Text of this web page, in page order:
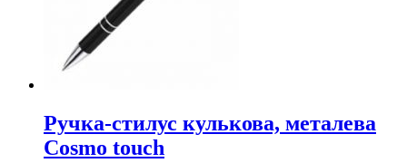
Ручка-стилус кулькова, металева
Cosmo touch